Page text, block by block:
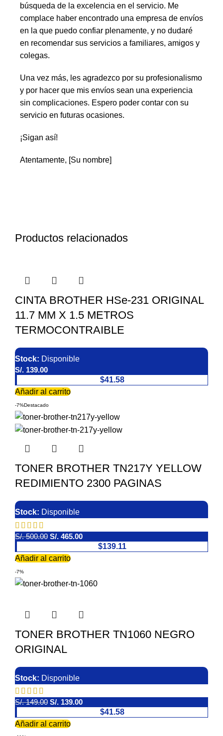
búsqueda de la excelencia en el servicio. Me
complace haber encontrado una empresa de envíos
en la que puedo confiar plenamente, y no dudaré
en recomendar sus servicios a familiares, amigos y
colegas.
Una vez más, les agradezco por su profesionalismo
y por hacer que mis envíos sean una experiencia
sin complicaciones. Espero poder contar con su
servicio en futuras ocasiones.
¡Sigan así!
Atentamente, [Su nombre]
Productos relacionados
CINTA BROTHER HSe-231 ORIGINAL
11.7 MM X 1.5 METROS
TERMOCONTRAIBLE
Stock: Disponible
S/. 139.00
$41.58
Añadir al carrito
-7%Destacado
TONER BROTHER TN217Y YELLOW
REDIMIENTO 2300 PAGINAS
Stock: Disponible
S/.500.00 S/. 465.00
$139.11
Añadir al carrito
-7%
TONER BROTHER TN1060 NEGRO
ORIGINAL
Stock: Disponible
S/.149.00 S/. 139.00
$41.58
Añadir al carrito